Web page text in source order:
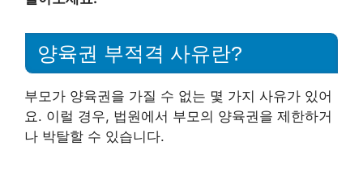
양육권 부적격 사유란?
부모가 양육권을 가질 수 없는 몇 가지 사유가 있어
요. 이럴 경우, 법원에서 부모의 양육권을 제한하거
나 박탈할 수 있습니다.